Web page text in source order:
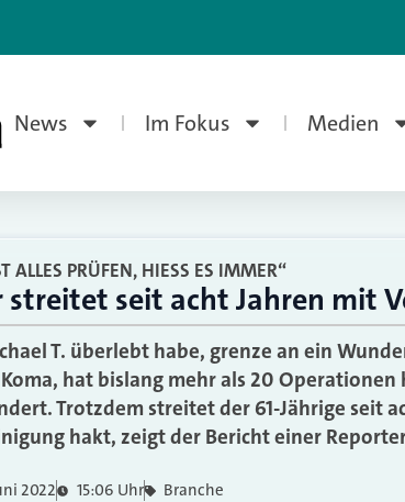
News Im Fokus Medien
ALLES PRÜFEN, HIESS ES IMMER“
seit acht Jahren mit
T. überlebt habe, grenze an ein
hat bislang mehr als 20
Trotzdem streitet der 61-Jährige seit
hakt, zeigt der Bericht einer
2022 15:06 Uhr Branche